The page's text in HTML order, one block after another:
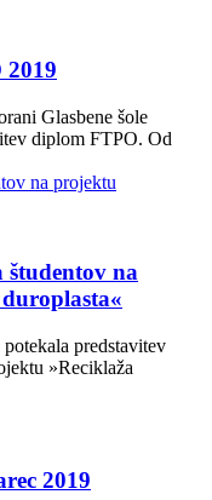
2019
Glasbene šole
diplom FTPO. Od
študentov na
predstavitev
»Reciklaža
2019